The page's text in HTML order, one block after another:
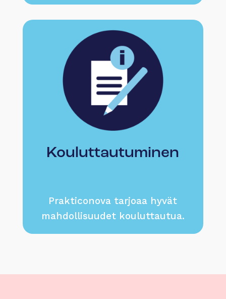
Kouluttautuminen
Prakticonova tarjoaa hyvät
mahdollisuudet kouluttautua.